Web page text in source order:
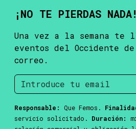
¡NO TE PIERDAS NADA!
Una vez a la semana te
eventos del Occidente
correo.
Responsable: Que Femos.
servicio solicitado. Duración: